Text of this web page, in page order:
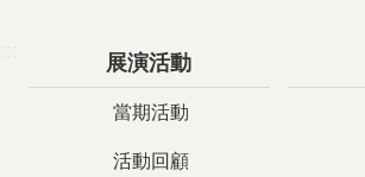
展演活動
當期活動
活動回顧